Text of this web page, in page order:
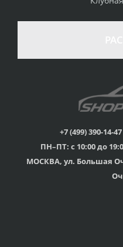
+7 (499) 390-14-
ПН–ПТ: с 10:00 до
МОСКВА, ул. Большая